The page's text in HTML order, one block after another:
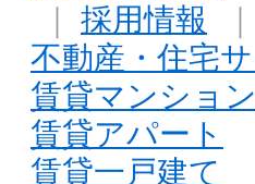
｜ 採用情報 ｜
不動産・住宅
賃貸マンション
賃貸アパート
賃貸一戸建て